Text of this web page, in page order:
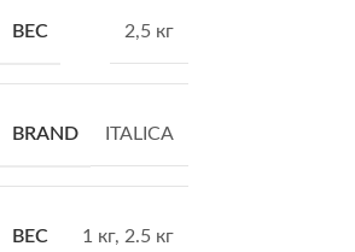
ВЕС 2,5 кг
BRAND ITALICA
ВЕС 1 кг, 2.5 кг